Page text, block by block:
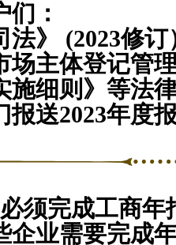
：
法》 (2023修
场主体登记管
施细则》等法
报送2023年度
须完成工商年
企业需要完成